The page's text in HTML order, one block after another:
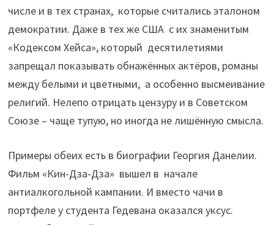
числе и в тех странах, которые считались эталоном
демократии. Даже в тех же США с их знаменитым
«Кодексом Хейса», который десятилетиями
запрещал показывать обнажённых актёров, романы
между белыми и цветными, а особенно высмеивание
религий. Нелепо отрицать цензуру и в Советском
Союзе – чаще тупую, но иногда не лишённую смысла.
Примеры обеих есть в биографии Георгия Данелии.
Фильм «Кин-Дза-Дза» вышел в начале
антиалкогольной кампании. И вместо чачи в
портфеле у студента Гедевана оказался уксус.